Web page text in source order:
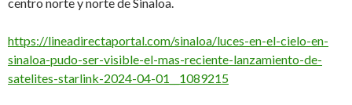
https://lineadirectaportal.com/sinaloa/luces-en-el-cielo-en-
sinaloa-pudo-ser-visible-el-mas-reciente-lanzamiento-de-
satelites-starlink-2024-04-01__1089215